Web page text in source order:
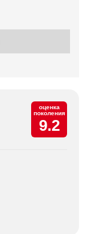
оценка
поколения
9.2